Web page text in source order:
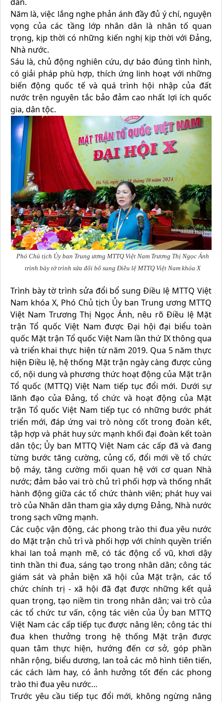
Năm là, việc lắng nghe phản ánh đầy đủ ý chí, nguyện
vọng của các tầng lớp nhân dân là nhân tố quan
trọng, kịp thời có những kiến nghị kịp thời với Đảng,
Nhà nước.
Sáu là, chủ động nghiên cứu, dự báo đúng tình hình,
có giải pháp phù hợp, thích ứng linh hoạt với những
biến động quốc tế và quá trình hội nhập của đất
nước trên nguyên tắc bảo đảm cao nhất lợi ích quốc
gia, dân tộc.
Phó Chủ tịch Ủy ban Trung ương MTTQ Việt Nam Trương Thị Ngọc Ánh
trình bày tờ trình sửa đổi bổ sung Điều lệ MTTQ Việt Nam khóa X
Trình bày tờ trình sửa đổi bổ sung Điều lệ MTTQ Việt
Nam khóa X, Phó Chủ tịch Ủy ban Trung ương MTTQ
Việt Nam Trương Thị Ngọc Ánh, nêu rõ Điều lệ Mặt
trận Tổ quốc Việt Nam được Đại hội đại biểu toàn
quốc Mặt trận Tổ quốc Việt Nam lần thứ IX thông qua
và triển khai thực hiện từ năm 2019. Qua 5 năm thực
hiện Điều lệ, hệ thống Mặt trận ngày càng được củng
cố, nội dung và phương thức hoạt động của Mặt trận
Tổ quốc (MTTQ) Việt Nam tiếp tục đổi mới. Dưới sự
lãnh đạo của Đảng, tổ chức và hoạt động của Mặt
trận Tổ quốc Việt Nam tiếp tục có những bước phát
triển mới, đáp ứng vai trò nòng cốt trong đoàn kết,
tập hợp và phát huy sức mạnh khối đại đoàn kết toàn
dân tộc; Ủy ban MTTQ Việt Nam các cấp đã và đang
từng bước tăng cường, củng cố, đổi mới về tổ chức
bộ máy, tăng cường mối quan hệ với cơ quan Nhà
nước; đảm bảo vai trò chủ trì phối hợp và thống nhất
hành động giữa các tổ chức thành viên; phát huy vai
trò của Nhân dân tham gia xây dựng Đảng, Nhà nước
trong sạch vững mạnh.
Các cuộc vận động, các phong trào thi đua yêu nước
do Mặt trận chủ trì và phối hợp với chính quyền triển
khai lan toả mạnh mẽ, có tác động cổ vũ, khơi dậy
tinh thần thi đua, sáng tạo trong nhân dân; công tác
giám sát và phản biện xã hội của Mặt trận, các tổ
chức chính trị - xã hội đã đạt được những kết quả
quan trọng, tạo niềm tin trong nhân dân; vai trò của
các tổ chức tư vấn, cộng tác viên của Ủy ban MTTQ
Việt Nam các cấp tiếp tục được nâng lên; công tác thi
đua khen thưởng trong hệ thống Mặt trận được
quan tâm thực hiện, hướng đến cơ sở, góp phần
nhân rộng, biểu dương, lan toả các mô hình tiên tiến,
các cách làm hay, có ảnh hưởng tốt đến các phong
trào thi đua yêu nước…
Trước yêu cầu tiếp tục đổi mới, không ngừng nâng